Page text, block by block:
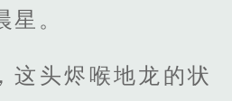
星。
这头烬喉地龙的状